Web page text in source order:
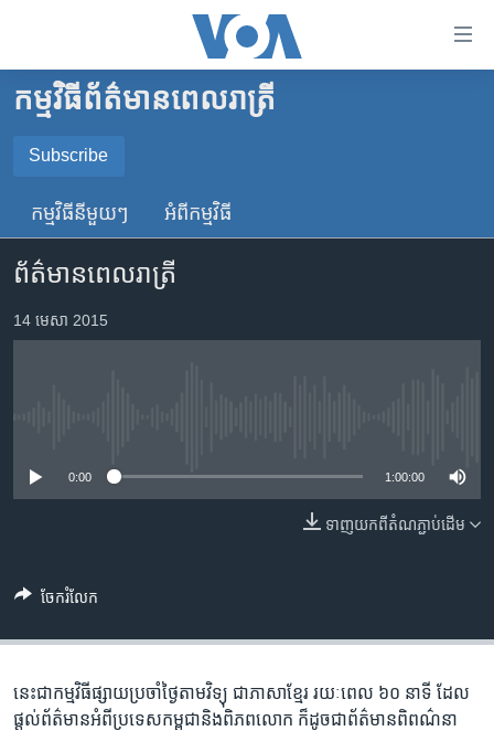
គេហទំព័រ​
ទាក់ទង
រំលង​
ទំព័រ​
ព័ត៌មាន​​
តែ​
ម្តង
រចនា
ចូល​
ស្វែង​
កម្ពុជា
អន្តរជាតិ
ចិន
ហេឡូវីអូអេ
កម្ពុជាច្នៃប្រតិដ្ឋ
កម្មវិធីទាំងអស់
បណ្តាញ​សង្គម
ភាសា
កម្មវិធី​ព័ត៌មាន​ពេលរាត្រី
Subscribe
SUBSCRIBE
YouTube Music
កម្មវិធី​នីមួយៗ អំពី​កម្មវិធី​
ព័ត៌មានពេលរាត្រី
14 មេសា 2015
0:00 1:00:00
ទាញ​យក​ពី​តំណភ្ជាប់​ដើម
ចែករំលែក
នេះ​ជា​កម្ម​វិធី​ផ្សាយ​ប្រចាំ​ថ្ងៃ​តាម​វិទ្យុ ​ជាភាសា​ខ្មែរ​ រយៈ​ពេល​ ៦០​ នាទី ដែល​
ផ្តល់​ព័ត៌មាន​អំពី​ប្រទេស​កម្ពុជា​និង​ពិភព​លោក ​ក៏ដូច​ជា​ព័ត៌មាន​ពិពណ៌នា